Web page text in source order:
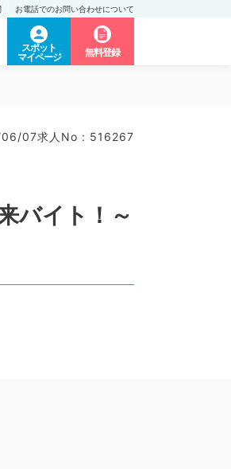
お電話でのお問い合わせについて
スポット
マイページ
無料登録
06/07求人No : 516267
バイト！～